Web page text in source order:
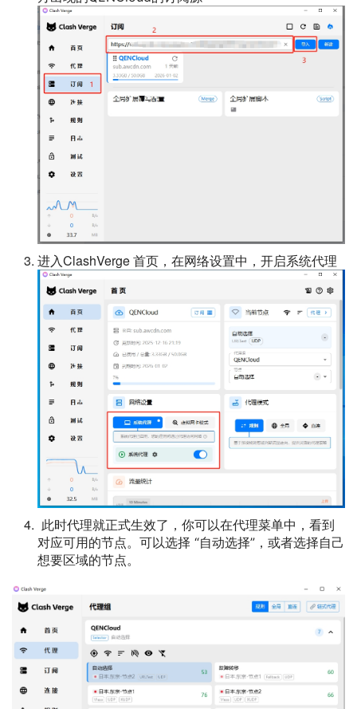
进入ClashVerge 首页，在网络设置中，开启系统代理
此时代理就正式生效了，你可以在代理菜单中，看到
对应可用的节点。可以选择 “自动选择”，或者选择自己
想要区域的节点。